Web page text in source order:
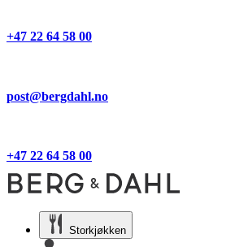
+47 22 64 58 00
post@bergdahl.no
+47 22 64 58 00
Storkjøkken